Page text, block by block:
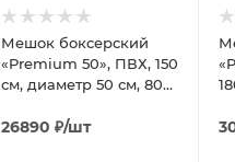
Мешок боксерский
«Premium 50», ПВХ, 150
см, диаметр 50 см, 80
26890 ₽/шт